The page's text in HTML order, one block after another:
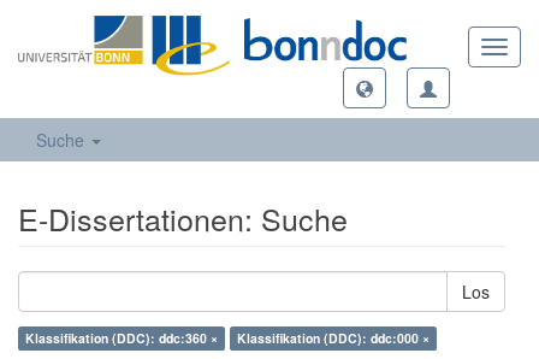
Suche
E-Dissertationen: Suche
Los
Klassifikation (DDC): ddc:360 × Klassifikation (DDC): ddc:000 ×